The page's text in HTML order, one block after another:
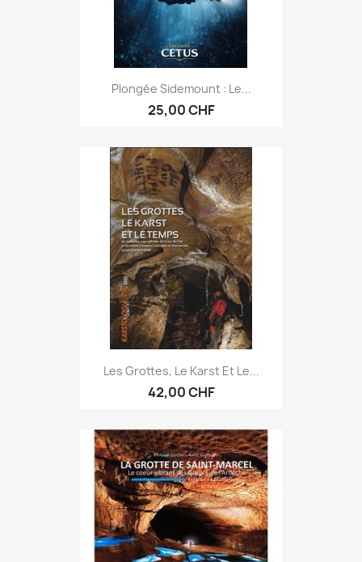
Plongée Sidemount : Le...
25,00 CHF
Les Grottes, Le Karst Et Le...
42,00 CHF